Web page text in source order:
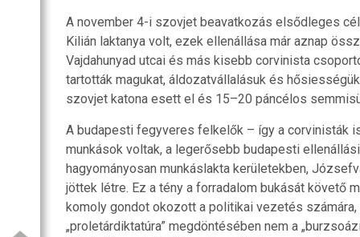
A november 4-i szovjet beavatkozás elsődleges
Kilián laktanya volt, ezek ellenállása már aznap
Vajdahunyad utcai és más kisebb corvinista
tartották magukat, áldozatvállalásuk és
szovjet katona esett el és 15–20 páncélos
A budapesti fegyveres felkelők – így a corvinisták
munkások voltak, a legerősebb budapesti
hagyományosan munkáslakta kerületekben,
jöttek létre. Ez a tény a forradalom bukását követő
komoly gondot okozott a politikai vezetés számára,
„proletárdiktatúra” megdöntésében nem a